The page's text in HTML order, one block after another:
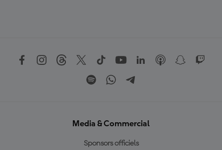
Media & Commercial
Sponsors officiels